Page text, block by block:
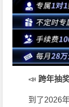
📣 跨年抽
到了2026